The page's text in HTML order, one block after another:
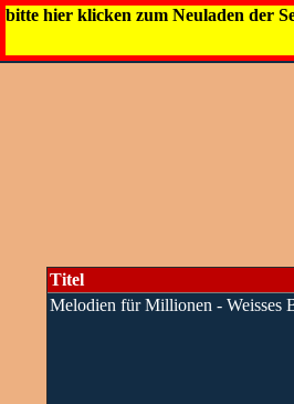
bitte hier klicken zum Neuladen der
Titel
Melodien für Millionen - Weisses